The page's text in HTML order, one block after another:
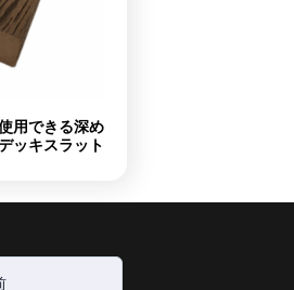
用できる深め
ッキスラット